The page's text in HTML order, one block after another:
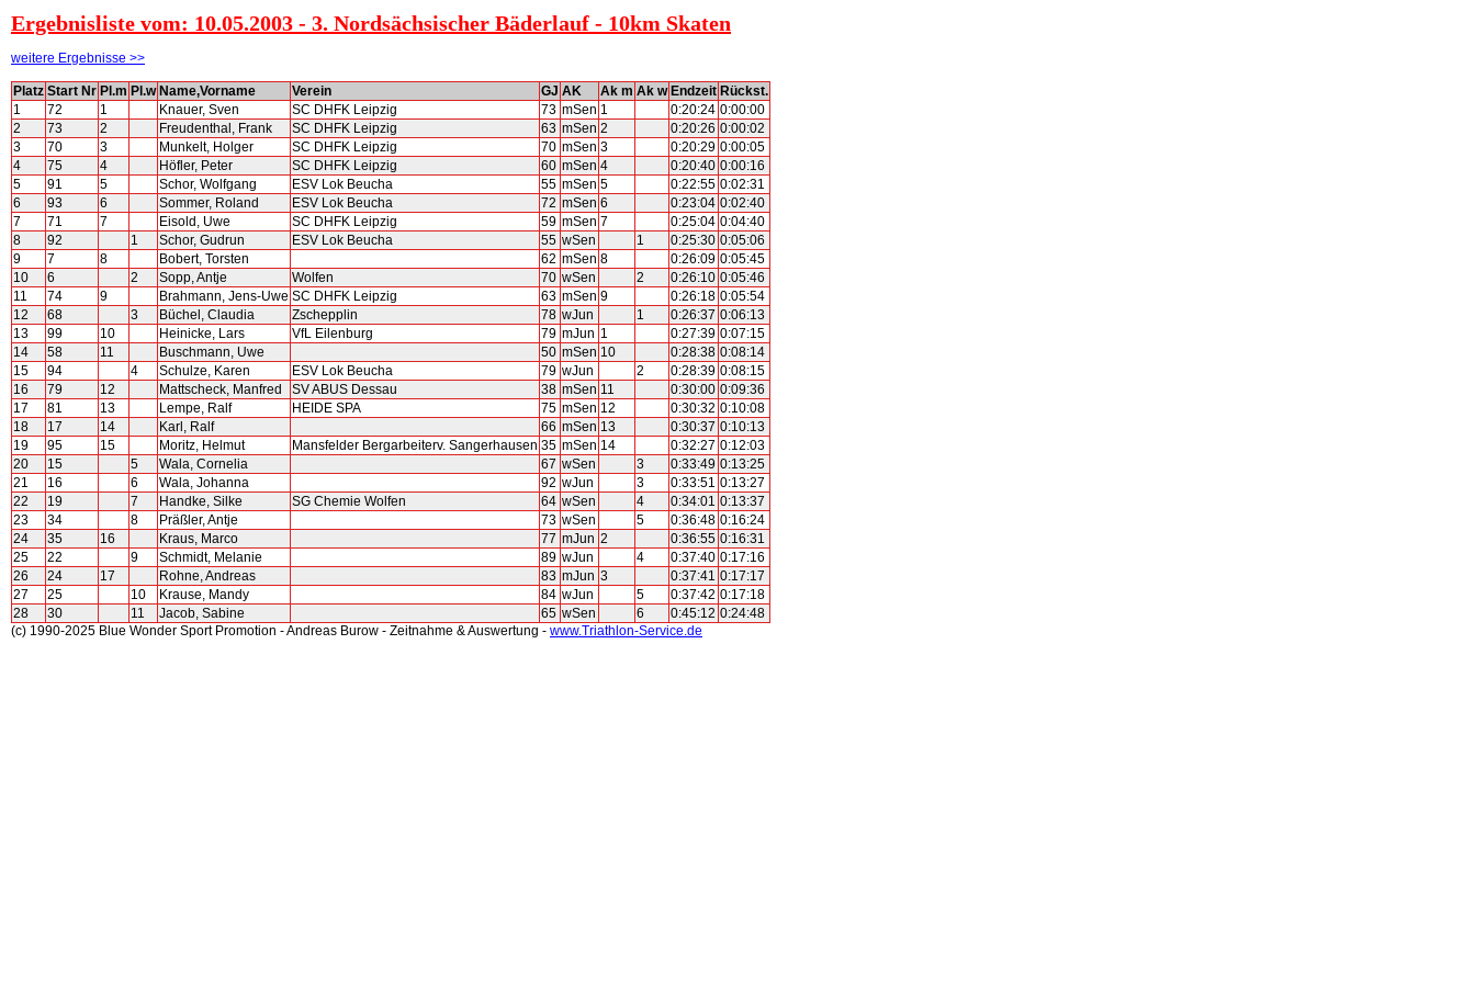
Ergebnisliste vom: 10.05.2003 - 3. Nordsächsischer Bäderlauf - 10km Skaten
weitere Ergebnisse >>
Platz Start Nr Pl.m Pl.w Name,Vorname Verein GJ AK Ak m Ak w Endzeit Rückst.
1
72 1 Knauer, Sven SC DHFK Leipzig 73 mSen 1 0:20:24 0:00:00
2
73 2 Freudenthal, Frank SC DHFK Leipzig 63 mSen 2 0:20:26 0:00:02
3
70 3 Munkelt, Holger SC DHFK Leipzig 70 mSen 3 0:20:29 0:00:05
4
75 4 Höfler, Peter SC DHFK Leipzig 60 mSen 4 0:20:40 0:00:16
5
91 5 Schor, Wolfgang ESV Lok Beucha 55 mSen 5 0:22:55 0:02:31
6
93 6 Sommer, Roland ESV Lok Beucha 72 mSen 6 0:23:04 0:02:40
7
71 7 Eisold, Uwe SC DHFK Leipzig 59 mSen 7 0:25:04 0:04:40
8
92 1 Schor, Gudrun ESV Lok Beucha 55 wSen 1 0:25:30 0:05:06
9
7 8 Bobert, Torsten 62 mSen 8 0:26:09 0:05:45
10
6 2 Sopp, Antje Wolfen 70 wSen 2 0:26:10 0:05:46
11
74 9 Brahmann, Jens-Uwe SC DHFK Leipzig 63 mSen 9 0:26:18 0:05:54
12
68 3 Büchel, Claudia Zschepplin 78 wJun 1 0:26:37 0:06:13
13
99 10 Heinicke, Lars VfL Eilenburg 79 mJun 1 0:27:39 0:07:15
14
58 11 Buschmann, Uwe 50 mSen 10 0:28:38 0:08:14
15
94 4 Schulze, Karen ESV Lok Beucha 79 wJun 2 0:28:39 0:08:15
16
79 12 Mattscheck, Manfred SV ABUS Dessau 38 mSen 11 0:30:00 0:09:36
17
81 13 Lempe, Ralf HEIDE SPA 75 mSen 12 0:30:32 0:10:08
18
17 14 Karl, Ralf 66 mSen 13 0:30:37 0:10:13
19
95 15 Moritz, Helmut Mansfelder Bergarbeiterv. Sangerhausen 35 mSen 14 0:32:27 0:12:03
20
15 5 Wala, Cornelia 67 wSen 3 0:33:49 0:13:25
21
16 6 Wala, Johanna 92 wJun 3 0:33:51 0:13:27
22
19 7 Handke, Silke SG Chemie Wolfen 64 wSen 4 0:34:01 0:13:37
23
34 8 Präßler, Antje 73 wSen 5 0:36:48 0:16:24
24
35 16 Kraus, Marco 77 mJun 2 0:36:55 0:16:31
25
22 9 Schmidt, Melanie 89 wJun 4 0:37:40 0:17:16
26
24 17 Rohne, Andreas 83 mJun 3 0:37:41 0:17:17
27
25 10 Krause, Mandy 84 wJun 5 0:37:42 0:17:18
28
30 11 Jacob, Sabine 65 wSen 6 0:45:12 0:24:48
(c) 1990-2025 Blue Wonder Sport Promotion - Andreas Burow - Zeitnahme & Auswertung - www.Triathlon-Service.de